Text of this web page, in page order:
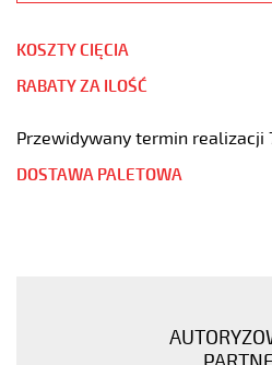
KOSZTY CIĘCIA
RABATY ZA ILOŚĆ
Przewidywany termin realizacji
DOSTAWA PALETOWA